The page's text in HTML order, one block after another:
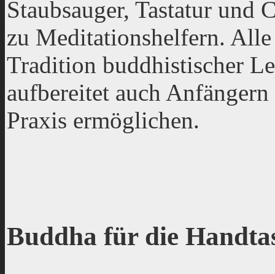
Staubsauger, Tastatur und
zu Meditationshelfern.
Tradition buddhistischer
aufbereitet auch
Praxis ermöglichen.
Buddha für die